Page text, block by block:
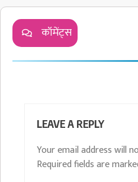
कॉमेंट्स
LEAVE A REPLY
Your email address will
Required fields are